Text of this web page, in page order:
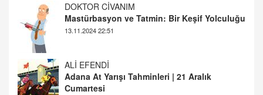
ALİ EFENDİ
Adana At Yarışı Tahminleri | 21 Aralık
Cumartesi
TUTKUNUN PERİSİ
Sağlıklı Bir Cinsel Yaşam ile İlgili Bilinmesi
Gerekenler